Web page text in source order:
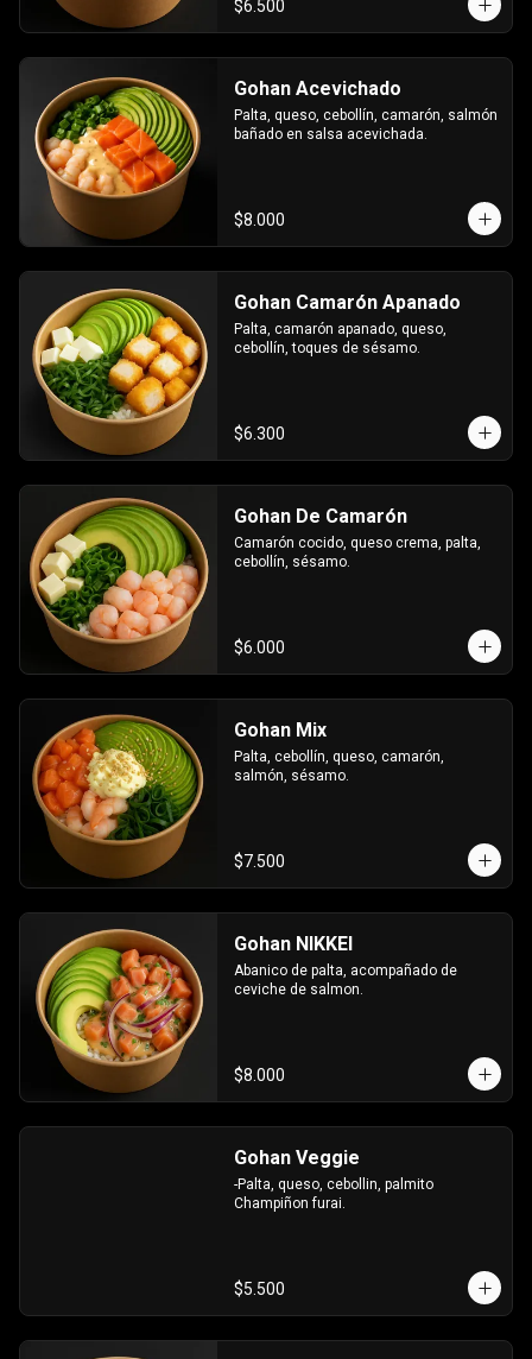
$6.500
Gohan Acevichado
Palta, queso, cebollín, camarón, salmón
bañado en salsa acevichada.
$8.000
Gohan Camarón Apanado
Palta, camarón apanado, queso,
cebollín, toques de sésamo.
$6.300
Gohan De Camarón
Camarón cocido, queso crema, palta,
cebollín, sésamo.
$6.000
Gohan Mix
Palta, cebollín, queso, camarón,
salmón, sésamo.
$7.500
Gohan NIKKEI
Abanico de palta, acompañado de
ceviche de salmon.
$8.000
Gohan Veggie
-Palta, queso, cebollin, palmito
Champiñon furai.
$5.500